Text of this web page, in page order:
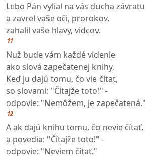
Lebo Pán vylial na vás ducha závratu
a zavrel vaše oči, prorokov,
zahalil vaše hlavy, vidcov.
11
Nuž bude vám každé videnie
ako slová zapečatenej knihy.
Keď ju dajú tomu, čo vie čítať,
so slovami: "Čítajže toto!" -
odpovie: "Nemôžem, je zapečatená."
12
A ak dajú knihu tomu, čo nevie čítať,
a povedia: "Čítajže toto!" -
odpovie: "Neviem čítať."